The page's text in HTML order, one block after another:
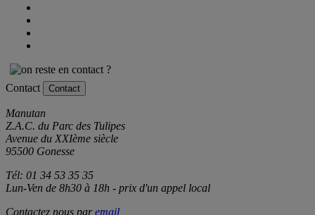
Contact Contact
Manutan
Z.A.C. du Parc des Tulipes
Avenue du XXIème siècle
95500 Gonesse
Tél: 01 34 53 35 35
Lun-Ven de 8h30 à 18h - prix d'un appel local
Contactez nous paremail